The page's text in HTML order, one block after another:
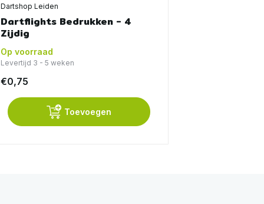
Dartshop Leiden
Dartflights Bedrukken - 4
Zijdig
Op voorraad
Levertijd 3 - 5 weken
€0,75
Toevoegen